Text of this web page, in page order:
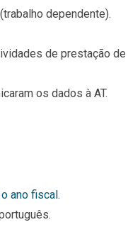
dependente).
de prestação de
os dados à AT.
ano fiscal.